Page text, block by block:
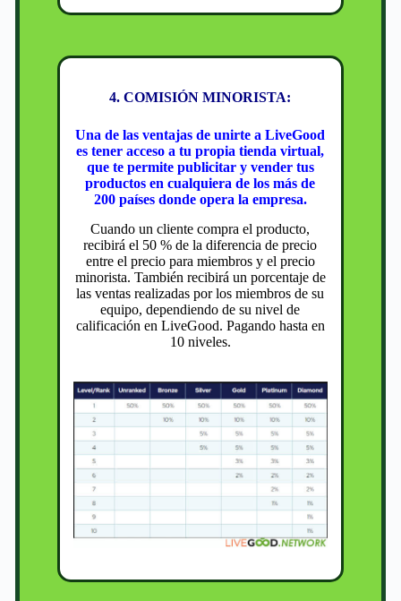
4. COMISIÓN MINORISTA:
Una de las ventajas de unirte a LiveGood
es tener acceso a tu propia tienda virtual,
que te permite publicitar y vender tus
productos en cualquiera de los más de
200 países donde opera la empresa.
Cuando un cliente compra el producto,
recibirá el 50 % de la diferencia de precio
entre el precio para miembros y el precio
minorista. También recibirá un porcentaje de
las ventas realizadas por los miembros de su
equipo, dependiendo de su nivel de
calificación en LiveGood. Pagando hasta en
10 niveles.